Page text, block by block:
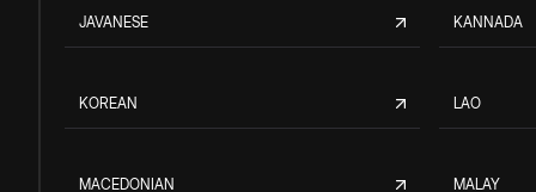
JAVANESE KANNADA
KOREAN LAO
MACEDONIAN MALAY